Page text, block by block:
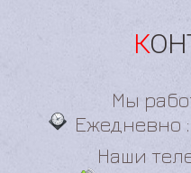
Мы
Ежедневно
Наши